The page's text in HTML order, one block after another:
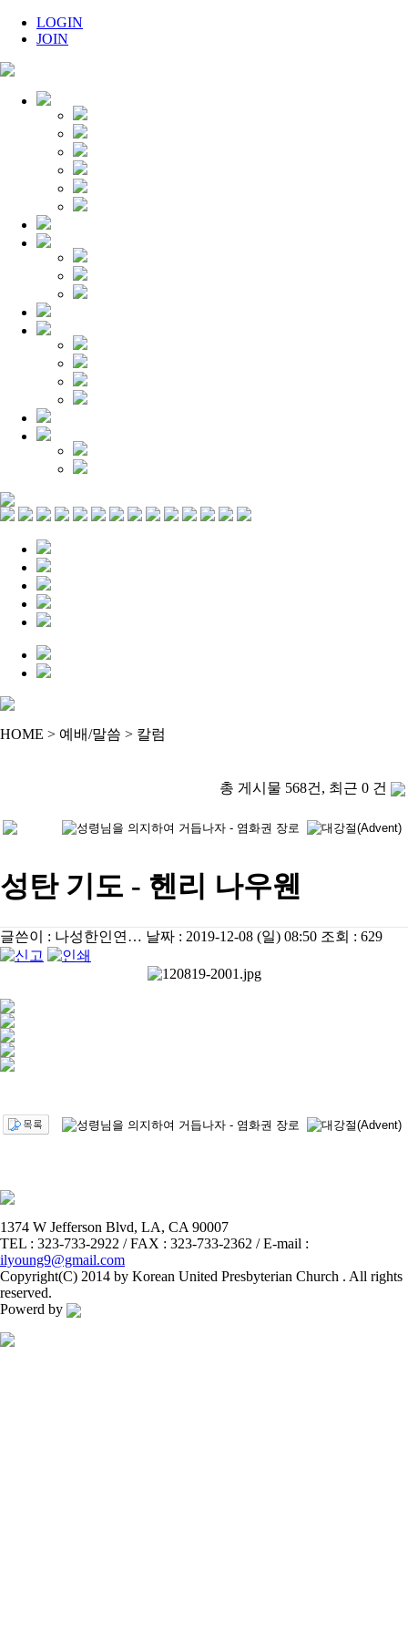
LOGIN
JOIN
HOME > 예배/말씀 > 칼럼
총 게시물 568건, 최근 0 건
성탄 기도 - 헨리 나우웬
글쓴이 : 나성한인연… 날짜 : 2019-12-08 (일) 08:50 조회 : 629
1374 W Jefferson Blvd, LA, CA 90007
TEL : 323-733-2922 / FAX : 323-733-2362 / E-mail :
ilyoung9@gmail.com
Copyright(C) 2014 by Korean United Presbyterian Church . All rights
reserved.
Powerd by